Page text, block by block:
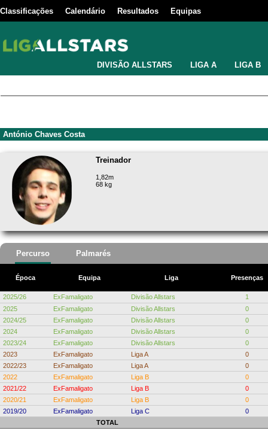
Classificações Calendário Resultados Equipas
DIVISÃO ALLSTARS LIGA A LIGA B
António Chaves Costa
Treinador
1,82m
68 kg
Percurso Palmarés
Época Equipa Liga Presenças
2025/26 ExFamaligato Divisão Allstars
1
2025
ExFamaligato Divisão Allstars
0
2024/25
ExFamaligato Divisão Allstars
0
2024
ExFamaligato Divisão Allstars
0
2023/24
ExFamaligato Divisão Allstars
0
2023
ExFamaligato Liga A
0
2022/23
ExFamaligato Liga A
0
2022
ExFamaligato Liga B
0
2021/22
ExFamaligato Liga B
0
2020/21
ExFamaligato Liga B
0
2019/20
ExFamaligato Liga C
0
TOTAL